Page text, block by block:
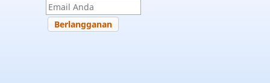
Berlangganan